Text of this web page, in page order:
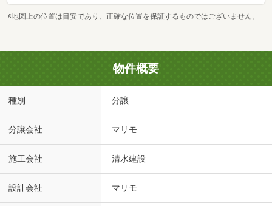
※地図上の位置は目安であり、正確な位置を保証するものではございません。
物件概要
種別 分譲
分譲会社 マリモ
施工会社 清水建設
設計会社 マリモ